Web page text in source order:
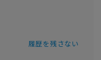
履歴を残さない